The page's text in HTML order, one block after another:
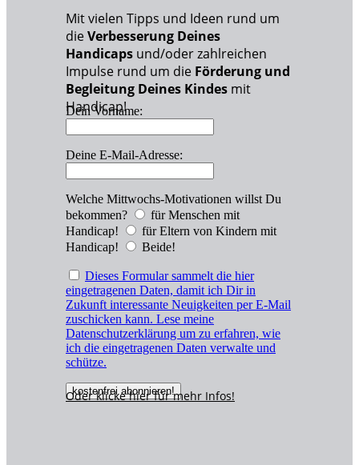
Mit vielen Tipps und Ideen rund um
dieVerbesserung Deines
Handicaps und/oder zahlreichen
Impulse rund um die Förderung und
Begleitung Deines Kindes mit
Handicap!
Dein Vorname:
Deine E-Mail-Adresse:
Welche Mittwochs-Motivationen willst Du
bekommen?
für Menschen mit
Handicap!
für Eltern von Kindern mit
Handicap!
Beide!
Dieses Formular sammelt die hier
eingetragenen Daten, damit ich Dir in
Zukunft interessante Neuigkeiten per E-Mail
zuschicken kann. Lese meine
Datenschutzerklärung um zu erfahren, wie
ich die eingetragenen Daten verwalte und
schütze.
Oder klicke hier fürmehr Infos!